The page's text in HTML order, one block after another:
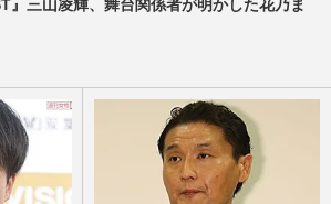
』三山凌輝、舞台関係者が明かした花乃ま